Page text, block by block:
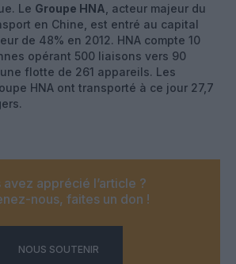
Le Groupe HNA , acteur majeur du
en Chine, est entré au capital
de 48% en 2012. HNA compte 10
opérant 500 liaisons vers 90
flotte de 261 appareils. Les
HNA ont transporté à ce jour 27,7
avez apprécié l’article ?
nous, faites un don !
NOUS SOUTENIR